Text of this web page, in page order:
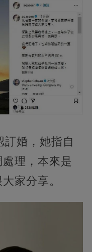
婚，她指自
理，本來是
家分享。